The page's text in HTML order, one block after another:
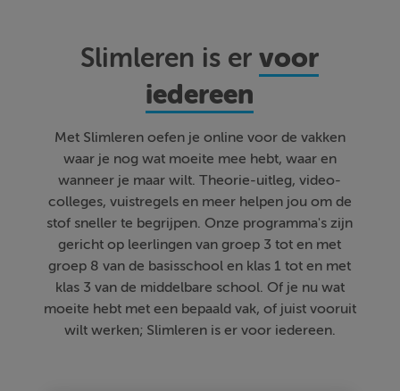
Slimleren is ervoor
iedereen
Met Slimleren oefen je online voor de vakken
waar je nog wat moeite mee hebt, waar en
wanneer je maar wilt. Theorie-uitleg, video-
colleges, vuistregels en meer helpen jou om de
stof sneller te begrijpen. Onze programma's zijn
gericht op leerlingen van groep 3 tot en met
groep 8 van de basisschool en klas 1 tot en met
klas 3 van de middelbare school. Of je nu wat
moeite hebt met een bepaald vak, of juist vooruit
wilt werken; Slimleren is er voor iedereen.